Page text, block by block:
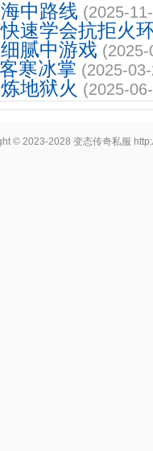
中路线 (2025-
速学会抗拒火
腻中游戏
寒冰掌 (2025-
地狱火 (2025-
© 2023-2028变态传奇私服